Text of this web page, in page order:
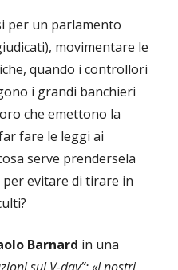
per un parlamento
movimentare le
quando i controllori
i grandi banchieri
che emettono la
fare le leggi ai
serve prendersela
per evitare di tirare in
Barnard in una